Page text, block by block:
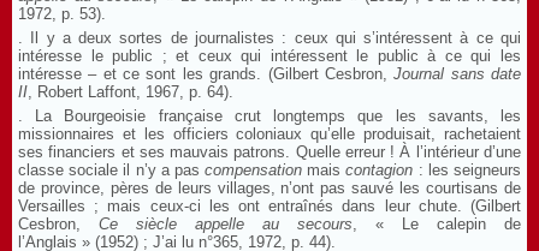
1972, p. 53).
. Il y a deux sortes de journalistes : ceux qui s’intéressent à ce qui
intéresse le public ; et ceux qui intéressent le public à ce qui les
intéresse – et ce sont les grands. (Gilbert Cesbron,Journal sans date
II, Robert Laffont, 1967, p. 64).
. La Bourgeoisie française crut longtemps que les savants, les
missionnaires et les officiers coloniaux qu’elle produisait, rachetaient
ses financiers et ses mauvais patrons. Quelle erreur ! À l’intérieur d’une
classe sociale il n’y a pascompensation maiscontagion : les seigneurs
de province, pères de leurs villages, n’ont pas sauvé les courtisans de
Versailles ; mais ceux-ci les ont entraînés dans leur chute. (Gilbert
Cesbron, Ce siècle appelle au secours, « Le calepin de
l’Anglais » (1952) ; J’ai lu n°365, 1972, p. 44).